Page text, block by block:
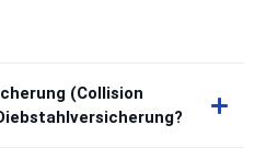
(Collision